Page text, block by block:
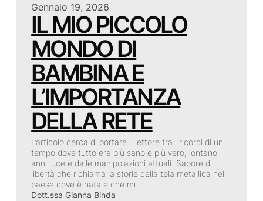
Gennaio 19, 2026
IL MIO PICCOLO
MONDO DI
BAMBINA E
L’IMPORTANZA
DELLA RETE
L’articolo cerca di portare il lettore tra i ricordi di un
tempo dove tutto era più sano e più vero, lontano
anni luce e dalle manipolazioni attuali. Sapore di
libertà che richiama la storie della tela metallica nel
paese dove è nata e che mi…
Dott.ssa Gianna Binda